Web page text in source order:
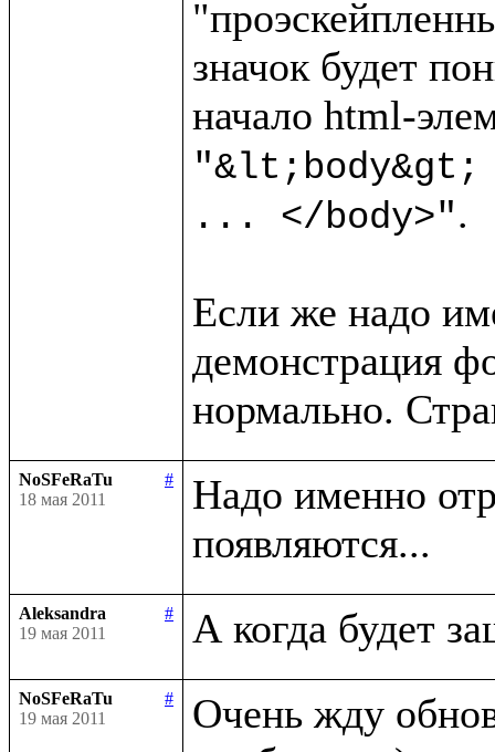
значок будет
... </body>".
Если же надо
демонстрация
NoSFeRaTu
#
18 мая 2011
Надо именно
Aleksandra
#
19 мая 2011
NoSFeRaTu
#
19 мая 2011
Очень жду